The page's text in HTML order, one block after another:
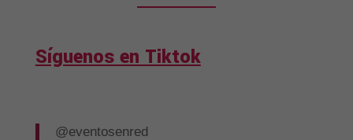
Síguenos en Tiktok
@eventosenred